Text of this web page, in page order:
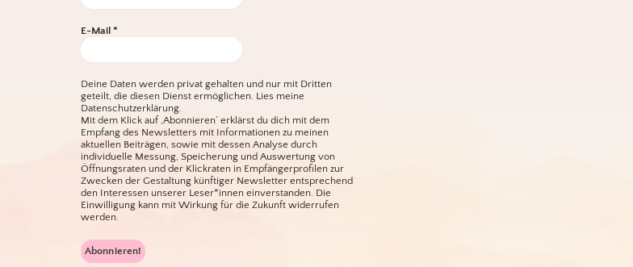
E-Mail *
Deine Daten werden privat gehalten und nur mit Dritten
geteilt, die diesen Dienst ermöglichen. Lies meine
Datenschutzerklärung.
Mit dem Klick auf ‚Abonnieren‘ erklärst du dich mit dem
Empfang des Newsletters mit Informationen zu meinen
aktuellen Beiträgen, sowie mit dessen Analyse durch
individuelle Messung, Speicherung und Auswertung von
Öffnungsraten und der Klickraten in Empfängerprofilen zur
Zwecken der Gestaltung künftiger Newsletter entsprechend
den Interessen unserer Leser*innen einverstanden. Die
Einwilligung kann mit Wirkung für die Zukunft widerrufen
werden.